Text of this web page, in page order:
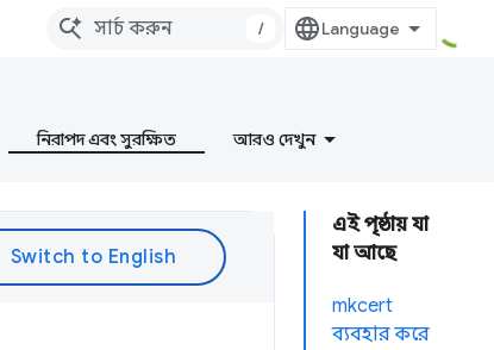
/
নিরাপদ এবং সুরক্ষিত আরও দেখুন
এই পৃষ্ঠায় যা
যা আছে
mkcert
ব্যবহার করে